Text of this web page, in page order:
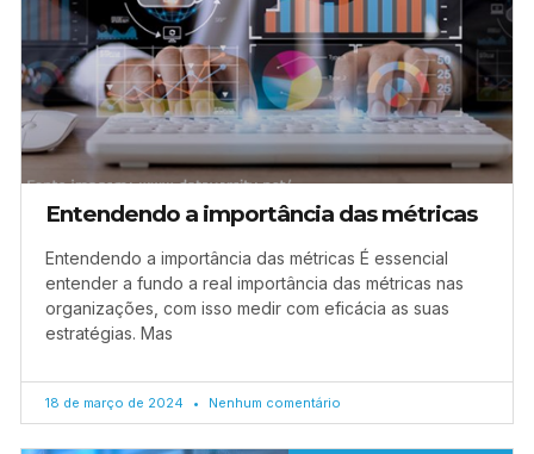
Entendendo a importância das métricas
Entendendo a importância das métricas É essencial
entender a fundo a real importância das métricas nas
organizações, com isso medir com eficácia as suas
estratégias. Mas
18 de março de 2024 Nenhum comentário